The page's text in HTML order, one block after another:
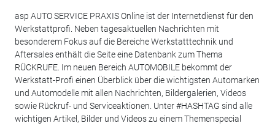
asp AUTO SERVICE PRAXIS Online ist der Internetdienst für den
Werkstattprofi. Neben tagesaktuellen Nachrichten mit
besonderem Fokus auf die Bereiche Werkstatttechnik und
Aftersales enthält die Seite eine Datenbank zum Thema
RÜCKRUFE. Im neuen Bereich AUTOMOBILE bekommt der
Werkstatt-Profi einen Überblick über die wichtigsten Automarken
und Automodelle mit allen Nachrichten, Bildergalerien, Videos
sowie Rückruf- und Serviceaktionen. Unter #HASHTAG sind alle
wichtigen Artikel, Bilder und Videos zu einem Themenspecial